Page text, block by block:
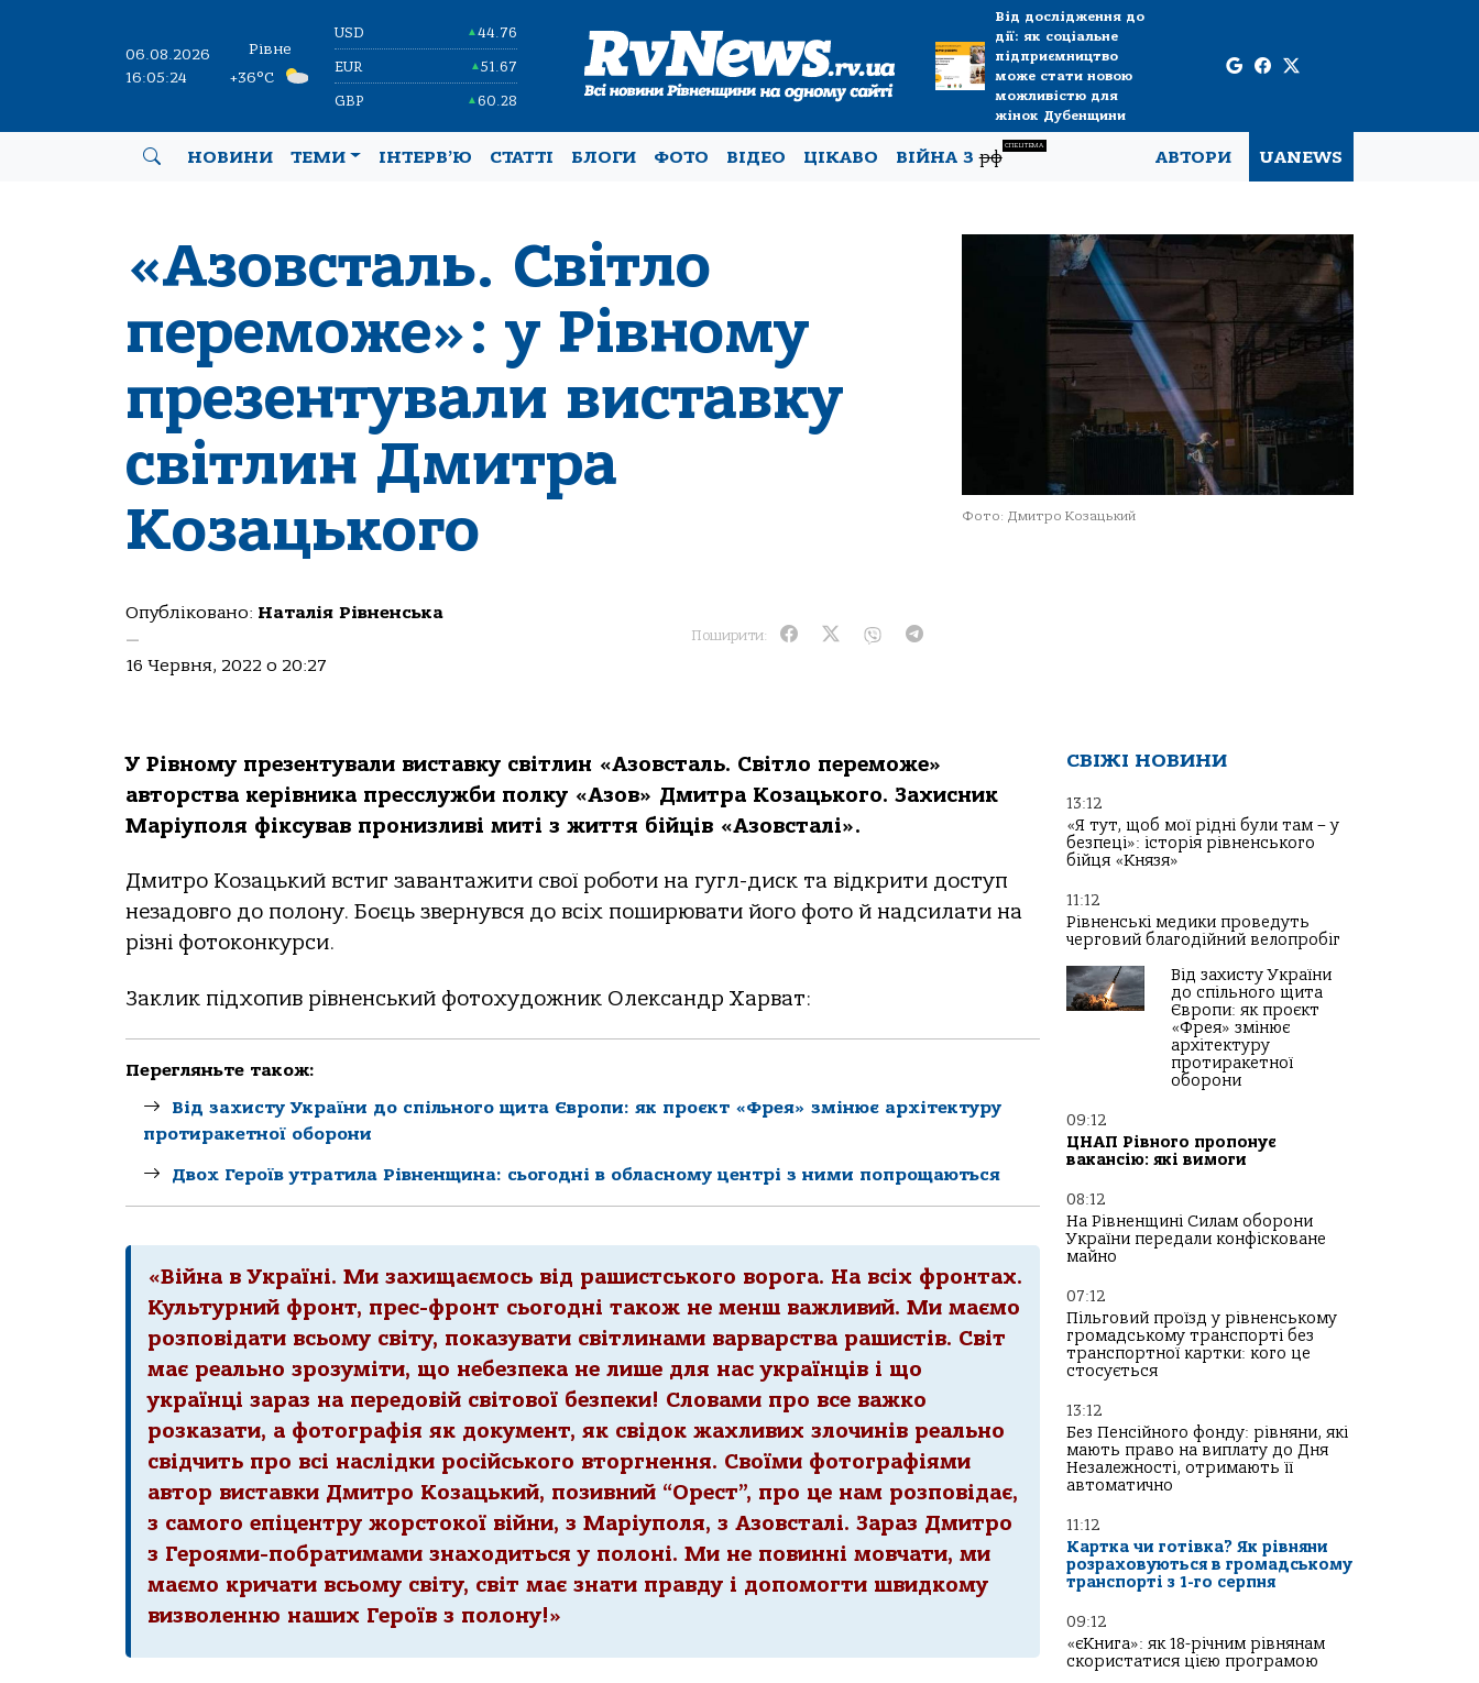
06.08.2026
16:05:25
Рівне
+36°C
USD ▲44.76
EUR ▲51.67
GBP ▲60.28
Від дослідження до
дії: як соціальне
підприємництво
може стати новою
можливістю для
жінок Дубенщини
НОВИНИ ТЕМИ ІНТЕРВ’Ю СТАТТІ БЛОГИ ФОТО ВІДЕО ЦІКАВО ВІЙНА Зрф
СПЕЦТЕМА
АВТОРИ UANEWS
«Азовсталь. Світло
переможе»: у Рівному
презентували виставку
світлин Дмитра
Козацького
Опубліковано: Наталія Рівненська
—
16 Червня, 2022 о 20:27
Поширити:
Фото: Дмитро Козацький
У Рівному презентували виставку світлин «Азовсталь. Світло переможе»
авторства керівника пресслужби полку «Азов» Дмитра Козацького. Захисник
Маріуполя фіксував пронизливі миті з життя бійців «Азовсталі».
Дмитро Козацький встиг завантажити свої роботи на гугл-диск та відкрити доступ
незадовго до полону. Боєць звернувся до всіх поширювати його фото й надсилати на
різні фотоконкурси.
Заклик підхопив рівненський фотохудожник Олександр Харват:
Перегляньте також:
Від захисту України до спільного щита Європи: як проєкт «Фрея» змінює архітектуру
протиракетної оборони
Двох Героїв утратила Рівненщина: сьогодні в обласному центрі з ними попрощаються
«Війна в Україні. Ми захищаємось від рашистського ворога. На всіх фронтах.
Культурний фронт, прес-фронт сьогодні також не менш важливий. Ми маємо
розповідати всьому світу, показувати світлинами варварства рашистів. Світ
має реально зрозуміти, що небезпека не лише для нас українців і що
українці зараз на передовій світової безпеки! Словами про все важко
розказати, а фотографія як документ, як свідок жахливих злочинів реально
свідчить про всі наслідки російського вторгнення. Своїми фотографіями
автор виставки Дмитро Козацький, позивний “Орест”, про це нам розповідає,
з самого епіцентру жорстокої війни, з Маріуполя, з Азовсталі. Зараз Дмитро
з Героями-побратимами знаходиться у полоні. Ми не повинні мовчати, ми
маємо кричати всьому світу, світ має знати правду і допомогти швидкому
визволенню наших Героїв з полону!»
СВІЖІ НОВИНИ
13:12
«Я тут, щоб мої рідні були там – у
безпеці»: історія рівненського
бійця «Князя»
11:12
Рівненські медики проведуть
черговий благодійний велопробіг
Від захисту України
до спільного щита
Європи: як проєкт
«Фрея» змінює
архітектуру
протиракетної
оборони
09:12
ЦНАП Рівного пропонує
вакансію: які вимоги
08:12
На Рівненщині Силам оборони
України передали конфісковане
майно
07:12
Пільговий проїзд у рівненському
громадському транспорті без
транспортної картки: кого це
стосується
13:12
Без Пенсійного фонду: рівняни, які
мають право на виплату до Дня
Незалежності, отримають її
автоматично
11:12
Картка чи готівка? Як рівняни
розраховуються в громадському
транспорті з 1-го серпня
09:12
«єКнига»: як 18-річним рівнянам
скористатися цією програмою